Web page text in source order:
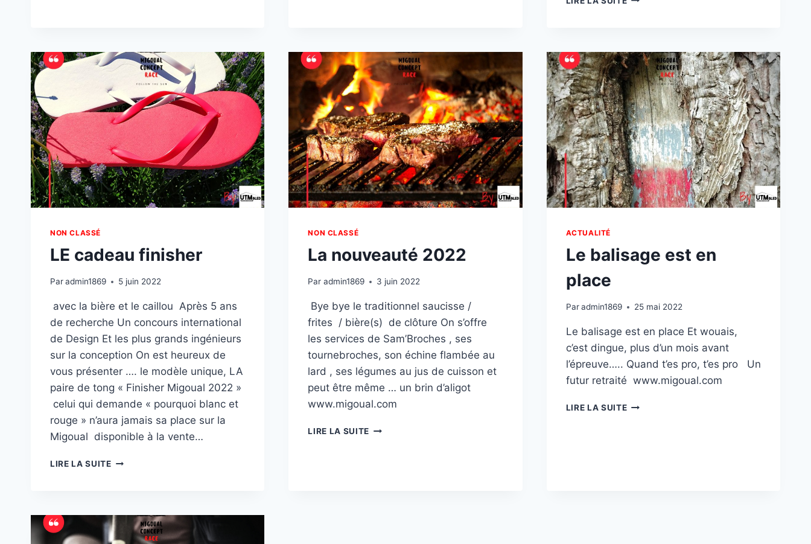
NON CLASSÉ
LE cadeau finisher
Paradmin1869 5 juin 2022
avec la bière et le caillou Après 5 ans
de recherche Un concours international
de Design Et les plus grands ingénieurs
sur la conception On est heureux de
vous présenter …. le modèle unique, LA
paire de tong « Finisher Migoual 2022 »
celui qui demande « pourquoi blanc et
rouge » n’aura jamais sa place sur la
Migoual disponible à la vente…
LIRE LA SUITELE
NON CLASSÉ
La nouveauté 2022
Par admin1869 3 juin 2022
Bye bye le traditionnel saucisse /
frites / bière(s) de clôture On s’offre
les services de Sam’Broches , ses
tournebroches, son échine flambée au
lard , ses légumes au jus de cuisson et
peut être même … un brin d’aligot
www.migoual.com
LIRE LA SUITE LA
ACTUALITÉ
Le balisage est en
place
Par admin1869 25 mai 2022
Le balisage est en place Et wouais,
c’est dingue, plus d’un mois avant
l’épreuve….. Quand t’es pro, t’es pro Un
futur retraité www.migoual.com
LIRE LA SUITELE